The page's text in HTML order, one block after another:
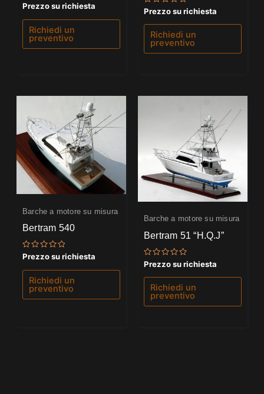
Valutato
su
Prezzo su richiesta
Richiedi un
preventivo
Valutato
0
su
Prezzo su richiesta
Richiedi un
preventivo
Barche a motore su misura
Bertram 540
Valutato
su
Prezzo su richiesta
Richiedi un
preventivo
Barche a motore su misura
Bertram 51 “H.Q.J”
Valutato
0
su
Prezzo su richiesta
Richiedi un
preventivo